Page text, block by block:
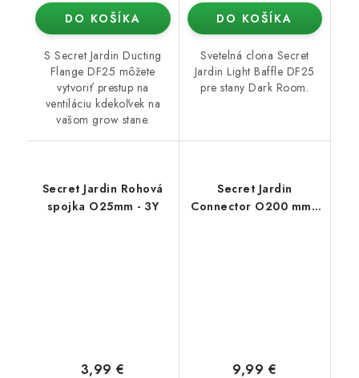
DO KOŠÍKA
S Secret Jardin Ducting
Flange DF25 môžete
vytvoriť prestup na
ventiláciu kdekoľvek na
vašom grow stane.
DO KOŠÍKA
Svetelná clona Secret
Jardin Light Baffle DF25
pre stany Dark Room.
Secret Jardin Rohová
spojka O25mm - 3Y
3,99 €
Secret Jardin
Connector O200 mm -
9,99 €